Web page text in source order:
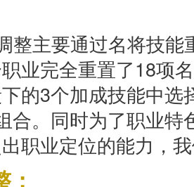
主要通过名将技能
业完全重置了18项
的3个加成技能中
合。同时为了职业特
职业定位的能力，